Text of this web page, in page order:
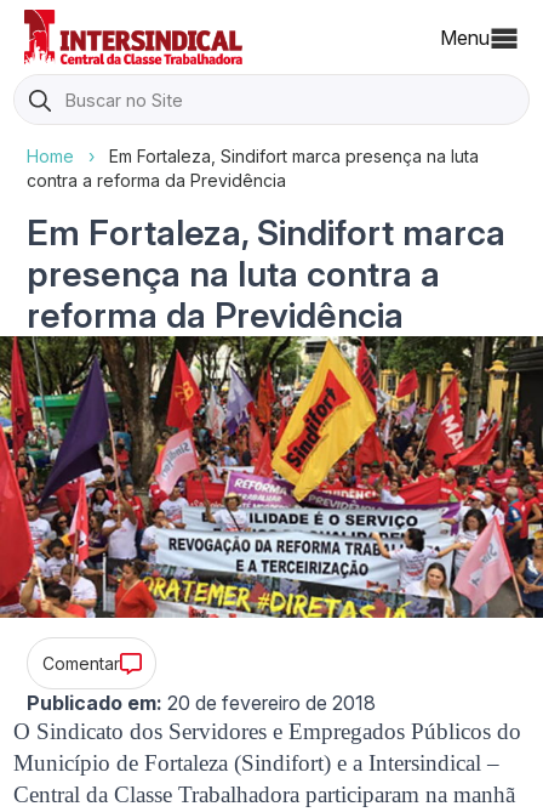
Menu
Search
for:
Home ›
Em Fortaleza, Sindifort marca presença na luta
contra a reforma da Previdência
Em Fortaleza, Sindifort marca
presença na luta contra a
reforma da Previdência
Comentar
Publicado em: 20 de fevereiro de 2018
O Sindicato dos Servidores e Empregados Públicos do
Município de Fortaleza (Sindifort) e a Intersindical –
Central da Classe Trabalhadora participaram na manhã